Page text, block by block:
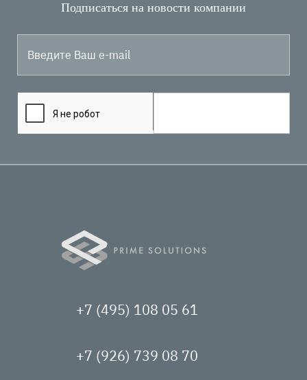
Подписаться на новости компании
+7 (495) 108 05 61
+7 (926) 739 08 70